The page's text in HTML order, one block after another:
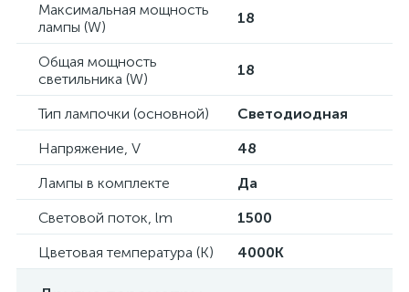
Максимальная мощность
лампы (W)
18
Общая мощность
светильника (W)
18
Тип лампочки (основной)
Светодиодная
Напряжение, V
48
Лампы в комплекте
Да
Световой поток, lm
1500
Цветовая температура (К)
4000K